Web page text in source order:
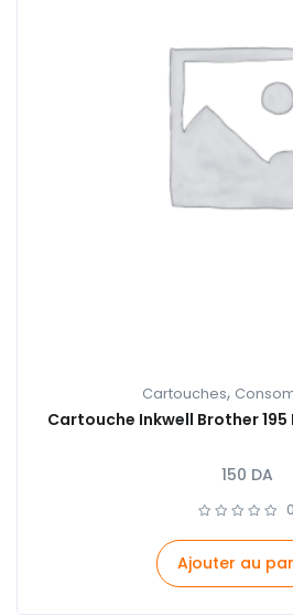
Cartouches,
Cartouche Inkwell Brother 195
150 DA
0
Ajouter au